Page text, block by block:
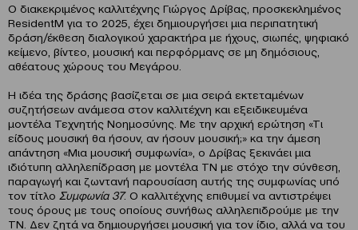
Ο διακεκριμένος καλλιτέχνης Γιώργος Δρίβας, προσκεκλημένος
ResidentM για το 2025, έχει δημιουργήσει μια περιπατητική
δράση/έκθεση διαλογικού χαρακτήρα με ήχους, σιωπές, ψηφιακό
κείμενο, βίντεο, μουσική και περφόρμανς σε μη δημόσιους,
αθέατους χώρους του Μεγάρου.
Η ιδέα της δράσης βασίζεται σε μια σειρά εκτεταμένων
συζητήσεων ανάμεσα στον καλλιτέχνη και εξειδικευμένα
μοντέλα Τεχνητής Νοημοσύνης. Με την αρχική ερώτηση «Τι
είδους μουσική θα ήσουν, αν ήσουν μουσική;» κα την άμεση
απάντηση «Μια μουσική συμφωνία», ο Δρίβας ξεκινάει μια
ιδιότυπη αλληλεπίδραση με μοντέλα ΤΝ με στόχο την σύνθεση,
παραγωγή και ζωντανή παρουσίαση αυτής της συμφωνίας υπό
τον τίτλο Συμφωνία 37. Ο καλλιτέχνης επιθυμεί να αντιστρέψει
τους όρους με τους οποίους συνήθως αλληλεπιδρούμε με την
ΤΝ. Δεν ζητά να δημιουργήσει μουσική για τον ίδιο, αλλά να του